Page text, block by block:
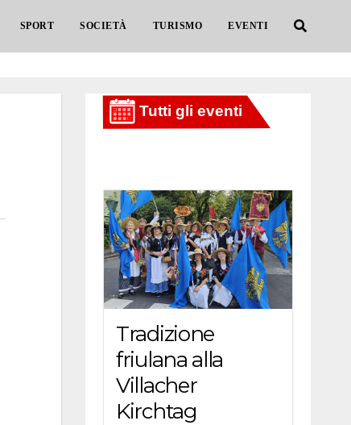
SPORT SOCIETÀ TURISMO EVENTI
Tradizione
friulana alla
Villacher
Kirchtag